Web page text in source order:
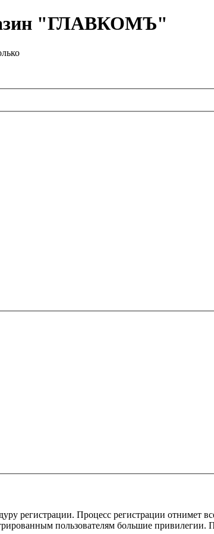
"ГЛАВКОМЪ"
регистрации. Процесс регистрации отнимет
пользователям большие